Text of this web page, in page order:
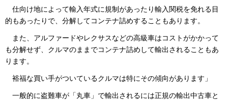
仕向け地によって輸入年式に規制があったり輸入関税を免れる目
的もあったりで、分解してコンテナ詰めすることもあります。
また、アルファードやレクサスなどの高級車はコストがかかって
も分解せず、クルマのままでコンテナ詰めして輸出されることもあ
ります。
裕福な買い手がついているクルマは特にその傾向があります」
一般的に盗難車が「丸車」で輸出されるには正規の輸出中古車と